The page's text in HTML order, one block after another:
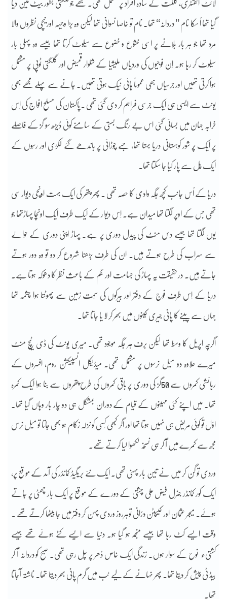
لائٹ انفنٹری، گلگت کے سادہ افراد پر مشتمل تھی۔ مجھے جوگلگتی بطور بیٹ مین دیا
گیا تھا اُ سکا نام ’’ دردانہ‘‘ تھا۔ نام تو خاصا نسوانی تھا لیکن وہ بڑا وجیہہ اور نیچی نظروں والا
مرد تھا جو ہر بار بلانے پر اسی خشوع و خضوع سے سیلوٹ کرتا تھا جیسے وہ پہلی بار
سیلوٹ کر رہا ہو۔ اِن فوجیوں کی وردیاں ملیشیا کے شلوار قمیض اور گلگتی ٹوپی پر مشتمل
ہوا کرتی تھیں اور جرسیاں بھی عموماً ہائی نیک ہوتی تھیں۔ جانے سے پہلے مجھے بھی
یونٹ سے ایسی ہی ایک جرسی فراہم کر دی گئی تھی ۔پاکستان کی مسلح افواج کی اِس
خرابہ جہان میں بسائی گئی اس بے رنگ بستی کے سامنے کوئی ڈیڑھ سو گز کے فاصلے
پر ایک پُر شور کوہستانی دریا بہتا تھا، جسے چوڑائی پر باندھے گئے لکڑی اور رسّوں کے
ایک پُل سے پار کیا جا سکتا تھا۔
دریا کے اُس جانب کچھ جگہ وادی کا حصّہ تھی ۔ پھر پتھر کی ایک بہت اونچی دیوار سی
تھی جس کے اوپر لگتا تھا میدان ہے۔ اِس دیوار کے ایک طرف ایک اونچا پہاڑتھا جو
یوں لگتا تھا جیسے دس منٹ کی پیدل دوری پر ہے۔ پہاڑ اپنی دوری کے حوالے
سے سراب کی طرح ہوتے ہیں۔ ان کی طرف بڑھنا شروع کر دو تو وہ دور ہوتے
جاتے ہیں۔ درحقیقت یہ پہاڑ کی جسامت اور حجم کے باعث نظر کا دھوکہ ہوتا ہے۔
دریا کے اِس طرف فوج کے دفتر اور بیرکوں کی سِمت زمین سے پھوٹتا ہوا چشمہ تھا
جہاں سے پینے کا پانی جیری کینوں میں بھر کر لا یا جاتا تھا۔
اگرچہ اپریل کا وسط تھا لیکن برف ہر جگہ موجود تھی۔ میری یونٹ کی ڈی ٹیچ منٹ
میرے علاوہ دو مَیل نرسوں پر مشتمل تھی۔ میڈیکل انسپیکشن روم، افسروں کے
رہائشی کمروں سے 50گز کی دوری پر باقی کمروں کی طرح پتھروں سے بنا ہوا ایک کمرہ
تھا۔ میں اپنے کئی مہینوں کے قیام کے دوران بمشکل ہی دو چار بار وہاں گیا تھا۔
اوّل تو کوئی مریض ہی نہیں ہوتا تھا اور اگر کبھی کِسی کو نزلہ زکام ہو بھی جاتا تو میل نرس
مجھ سے کمرے میں آ کر ہی نسخہ لکھوا لیا کرتے تھے۔
وردی تو گِن کر میں نے تین بار پہنی تھی۔ ایک نئے بریگیڈ کمانڈر کی آمد کے موقع پر،
ایک کور کمانڈر جنرل فیض علی چشتی کے دورے کے موقع پر ایک بار چھٹی پر جاتے
ہوئے۔ میجر عثمان اور کیپٹن درّانی توہرروز وردی پہن کر دفتر میں جا بیٹھا کرتے تھے ۔
وقت ایسے کٹ رہا تھا جیسے منجمد ہو گیا ہو۔ دنیا سے ایسے کٹے ہوئے تھے جیسے
کشتیء نوح کے سوار ہوں۔ زندگی ایک خاص دُھر پر چل رہی تھی۔ صبح کو دردانہ آ کر
بیڈ ٹی پیش کر دیتا تھا۔ پھر نہانے کے لیے ٹب میں گرم پانی بھر دیتا تھا۔ ناشتہ آجاتا
تھا۔